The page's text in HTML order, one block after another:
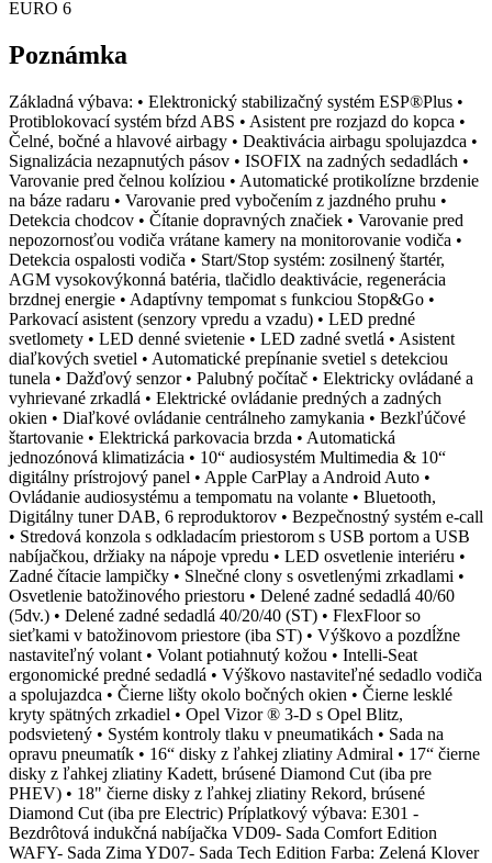
EURO 6
Poznámka
Základná výbava: • Elektronický stabilizačný systém ESP®Plus •
Protiblokovací systém bŕzd ABS • Asistent pre rozjazd do kopca •
Čelné, bočné a hlavové airbagy • Deaktivácia airbagu spolujazdca •
Signalizácia nezapnutých pásov • ISOFIX na zadných sedadlách •
Varovanie pred čelnou kolíziou • Automatické protikolízne brzdenie
na báze radaru • Varovanie pred vybočením z jazdného pruhu •
Detekcia chodcov • Čítanie dopravných značiek • Varovanie pred
nepozornosťou vodiča vrátane kamery na monitorovanie vodiča •
Detekcia ospalosti vodiča • Start/Stop systém: zosilnený štartér,
AGM vysokovýkonná batéria, tlačidlo deaktivácie, regenerácia
brzdnej energie • Adaptívny tempomat s funkciou Stop&Go •
Parkovací asistent (senzory vpredu a vzadu) • LED predné
svetlomety • LED denné svietenie • LED zadné svetlá • Asistent
diaľkových svetiel • Automatické prepínanie svetiel s detekciou
tunela • Dažďový senzor • Palubný počítač • Elektricky ovládané a
vyhrievané zrkadlá • Elektrické ovládanie predných a zadných
okien • Diaľkové ovládanie centrálneho zamykania • Bezkľúčové
štartovanie • Elektrická parkovacia brzda • Automatická
jednozónová klimatizácia • 10“ audiosystém Multimedia & 10“
digitálny prístrojový panel • Apple CarPlay a Android Auto •
Ovládanie audiosystému a tempomatu na volante • Bluetooth,
Digitálny tuner DAB, 6 reproduktorov • Bezpečnostný systém e-call
• Stredová konzola s odkladacím priestorom s USB portom a USB
nabíjačkou, držiaky na nápoje vpredu • LED osvetlenie interiéru •
Zadné čítacie lampičky • Slnečné clony s osvetlenými zrkadlami •
Osvetlenie batožinového priestoru • Delené zadné sedadlá 40/60
(5dv.) • Delené zadné sedadlá 40/20/40 (ST) • FlexFloor so
sieťkami v batožinovom priestore (iba ST) • Výškovo a pozdĺžne
nastaviteľný volant • Volant potiahnutý kožou • Intelli-Seat
ergonomické predné sedadlá • Výškovo nastaviteľné sedadlo vodiča
a spolujazdca • Čierne lišty okolo bočných okien • Čierne lesklé
kryty spätných zrkadiel • Opel Vizor ® 3-D s Opel Blitz,
podsvietený • Systém kontroly tlaku v pneumatikách • Sada na
opravu pneumatík • 16“ disky z ľahkej zliatiny Admiral • 17“ čierne
disky z ľahkej zliatiny Kadett, brúsené Diamond Cut (iba pre
PHEV) • 18" čierne disky z ľahkej zliatiny Rekord, brúsené
Diamond Cut (iba pre Electric) Príplatkový výbava: E301 -
Bezdrôtová indukčná nabíjačka VD09- Sada Comfort Edition
WAFY- Sada Zima YD07- Sada Tech Edition Farba: Zelená Klover